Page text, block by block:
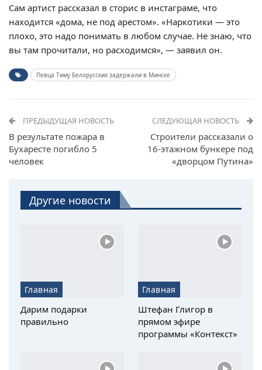
Сам артист рассказал в сторис в инстаграме, что
находится «дома, не под арестом». «Наркотики — это
плохо, это надо понимать в любом случае. Не знаю, что
вы там прочитали, но расходимся», — заявил он.
Певца Тиму Белорусских задержали в Минске
ПРЕДЫДУЩАЯ НОВОСТЬ
В результате пожара в
Бухаресте погибло 5
человек
СЛЕДУЮЩАЯ НОВОСТЬ
Строители рассказали о
16-этажном бункере под
«дворцом Путина»
Другие новости
Главная
Дарим подарки
правильно
Главная
Штефан Глигор в
прямом эфире
программы «Контекст»